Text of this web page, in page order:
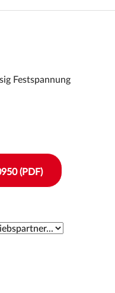
Festspannung
(PDF)